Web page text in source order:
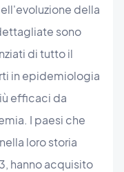
della
sono
di tutto il
in epidemiologia
efficaci da
I paesi che
loro storia
hanno acquisito